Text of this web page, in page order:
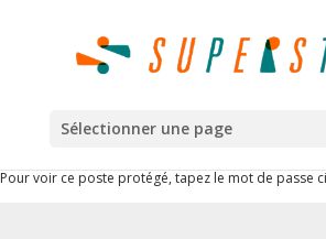
Sélectionner une page
Pour voir ce poste protégé, tapez le mot de passe